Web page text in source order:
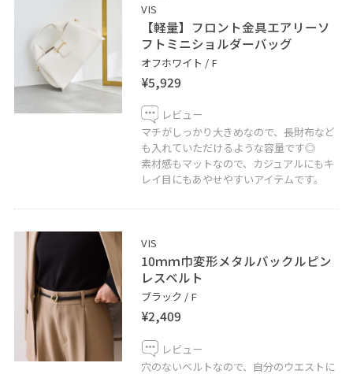
VIS
【軽量】フロント金具エアリーソ
フトミニショルダーバッグ
オフホワイト / F
¥5,929
レビュー
マチがしっかり大きめなので、長財布など
も入れていただけるような容量です◎
素材感もマットなので、カジュアルにもキ
レイ目にもあやせやすいアイテムです。
VIS
10ｍｍ巾変形メタルバックルピン
レスベルト
ブラック / F
¥2,409
レビュー
穴のないベルトなので、自分のウエストに